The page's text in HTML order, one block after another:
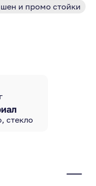
и промо стойки
стекло